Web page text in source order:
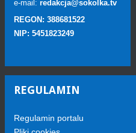
e-mail: redakcja@sokolka.tv
REGON: 388681522
NIP: 5451823249
REGULAMIN
Regulamin portalu